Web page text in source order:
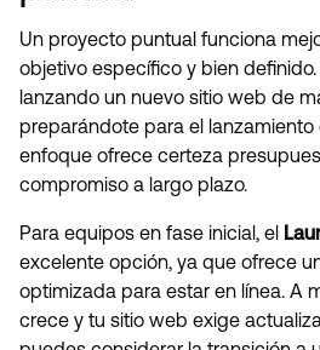
Un proyecto puntual funciona
objetivo específico y bien
lanzando un nuevo sitio web de
preparándote para el
enfoque ofrece certeza
compromiso a largo plazo.
Para equipos en fase inicial, el
excelente opción, ya que ofrece
optimizada para estar en línea. A
crece y tu sitio web exige